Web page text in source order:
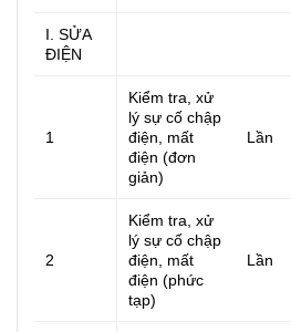
I. SỬA
ĐIỆN
1
Kiểm tra, xử
lý sự cố chập
điện, mất
điện (đơn
giản)
Lần
2
Kiểm tra, xử
lý sự cố chập
điện, mất
điện (phức
tạp)
Lần